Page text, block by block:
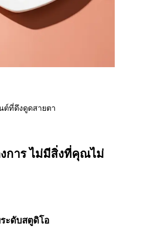
ต์ที่ดึงดูดสายตา
การ ไม่มีสิ่งที่คุณไม่
ะดับสตูดิโอ